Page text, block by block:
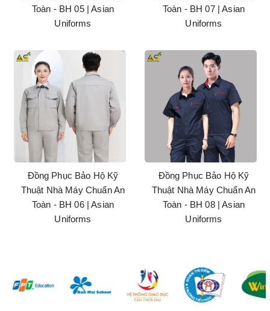
Toàn - BH 05 | Asian
Uniforms
Đồng Phục Bảo Hộ Kỹ
Thuật Nhà Máy Chuẩn An
Toàn - BH 06 | Asian
Uniforms
Toàn - BH 07 | Asian
Uniforms
Đồng Phục Bảo Hộ Kỹ
Thuật Nhà Máy Chuẩn An
Toàn - BH 08 | Asian
Uniforms